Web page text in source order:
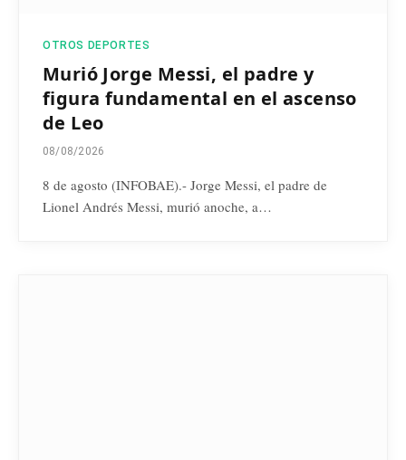
OTROS DEPORTES
Murió Jorge Messi, el padre y
figura fundamental en el ascenso
de Leo
08/08/2026
8 de agosto (INFOBAE).- Jorge Messi, el padre de
Lionel Andrés Messi, murió anoche, a…